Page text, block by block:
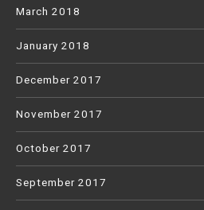
March 2018
January 2018
December 2017
November 2017
October 2017
September 2017